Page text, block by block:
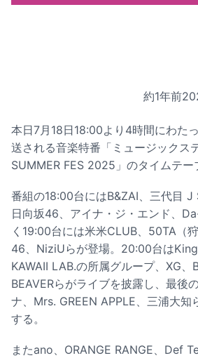
約1年前
本日7月18日18:00より4時間にわた
送される音楽特番「ミュージックス
SUMMER FES 2025」のタイムテー
番組の18:00台にはB&ZAI、三代目 J
日向坂46、アイナ・ジ・エンド、
く19:00台には米米CLUB、50TA（
46、NiziUらが登場。20:00台はKing
KAWAII LAB.の所属グループ、XG、
BEAVERらがライブを披露し、最後
ナ、Mrs. GREEN APPLE、三浦大知
する。
またano、ORANGE RANGE、Def